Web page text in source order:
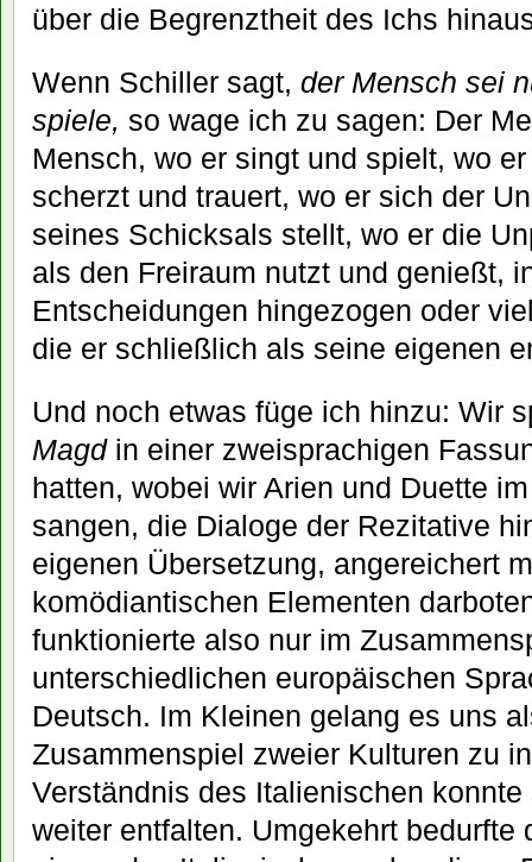
über die Begrenztheit des Ichs
Wenn Schiller sagt, der Mensch sei
spiele, so wage ich zu sagen: Der
Mensch, wo er singt und spielt, wo
scherzt und trauert, wo er sich der
seines Schicksals stellt, wo er die
als den Freiraum nutzt und genießt,
Entscheidungen hingezogen oder
die er schließlich als seine eigenen
Und noch etwas füge ich hinzu: Wir
Magd in einer zweisprachigen
hatten, wobei wir Arien und Duette
sangen, die Dialoge der Rezitative
eigenen Übersetzung, angereichert
komödiantischen Elementen
funktionierte also nur im
unterschiedlichen europäischen
Deutsch. Im Kleinen gelang es uns
Zusammenspiel zweier Kulturen zu
Verständnis des Italienischen
weiter entfalten. Umgekehrt bedurfte